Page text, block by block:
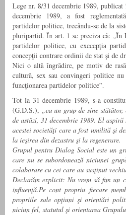
Lege nr. 8/31 decembrie 1989,
decembrie 1989, a fost
partidelor politice, trecându-se de la
pluripartid. În art. 1 se preciza că: „În
partidelor politice, cu execepţia
concepţii contrare ordinii de stat şi de
Nici o altă îngrădire, pe motiv de
cultură, sex sau convingeri politice
funcţionarea partidelor politice”.
Tot la 31 decembrie 1989, s-a
(G.D.S.), „ca un grup de sine
de astăzi, 31 decembrie 1989. El
acestei societăţi care a fost umilită şi
la ieşirea din dezastru şi la regenerare.
Grupul pentru Dialog Social este un
care nu se subordonează niciunei
colaborare cu cei care au susţinut
Declarăm explicit: Nu vrem să fim un
influenţă.Pe cont propriu fiecare
propriile sale opţiuni şi orientări
niciun fel, statutul şi orientarea